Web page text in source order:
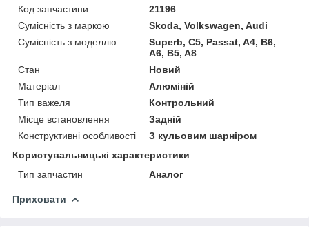
Код запчастини
21196
Сумісність з маркою
Skoda, Volkswagen, Audi
Сумісність з моделлю
Superb, C5, Passat, A4, B6,
A6, B5, A8
Стан
Новий
Матеріал
Алюміній
Тип важеля
Контрольний
Місце встановлення
Задній
Конструктивні особливості
З кульовим шарніром
Користувальницькі характеристики
Тип запчастин
Аналог
Приховати